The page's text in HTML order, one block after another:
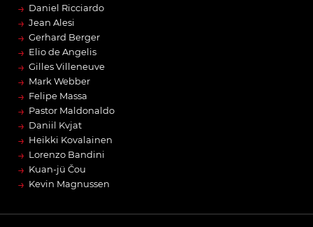
→ Daniel Ricciardo
→ Jean Alesi
→ Gerhard Berger
→ Elio de Angelis
→ Gilles Villeneuve
→ Mark Webber
→ Felipe Massa
→ Pastor Maldonaldo
→ Daniil Kvjat
→ Heikki Kovalainen
→ Lorenzo Bandini
→ Kuan-jü Čou
→ Kevin Magnussen